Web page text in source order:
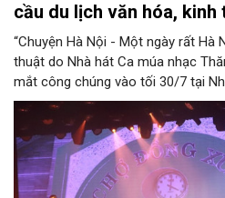
cầu du lịch văn hóa, kinh
“Chuyện Hà Nội - Một ngày rất Hà
thuật do Nhà hát Ca múa nhạc
mắt công chúng vào tối 30/7 tại
Long (số 31 - 33 phố Lương Văn